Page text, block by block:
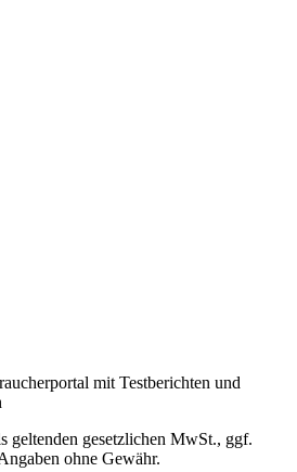
mit Testberichten und
geltenden gesetzlichen MwSt., ggf.
ohne Gewähr.